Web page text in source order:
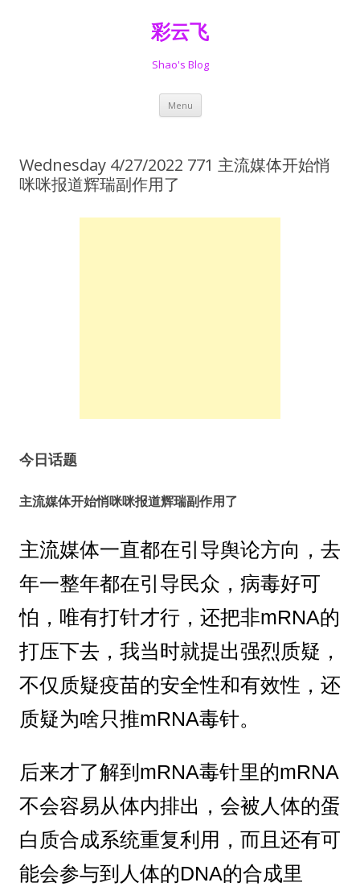
彩云飞
Shao's Blog
Menu Skip
content
Wednesday 4/27/2022 771 主流媒体开始悄
咪咪报道辉瑞副作用了
今日话题
主流媒体开始悄咪咪报道辉瑞副作用了
主流媒体一直都在引导舆论方向，去
年一整年都在引导民众，病毒好可
怕，唯有打针才行，还把非mRNA的
打压下去，我当时就提出强烈质疑，
不仅质疑疫苗的安全性和有效性，还
质疑为啥只推mRNA毒针。
后来才了解到mRNA毒针里的mRNA
不会容易从体内排出，会被人体的蛋
白质合成系统重复利用，而且还有可
能会参与到人体的DNA的合成里